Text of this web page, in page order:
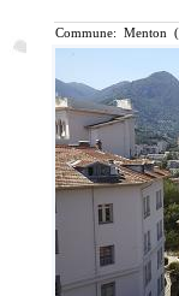
Commune: Menton